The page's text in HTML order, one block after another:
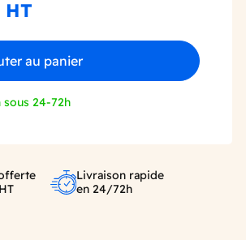
HT
au panier
sous 24-72h
Livraison rapide
en 24/72h